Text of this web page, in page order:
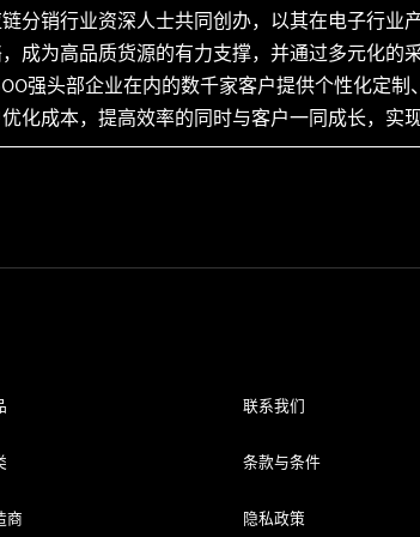
分销行业资深人士共同创办，以其在电子行业
成为高品质货源的有力支撑，并通过多元化的
强头部企业在内的数千家客户提供个性化定制
化成本，提高效率的同时与客户一同成长，实现
商
联系我们
条款与条件
隐私政策